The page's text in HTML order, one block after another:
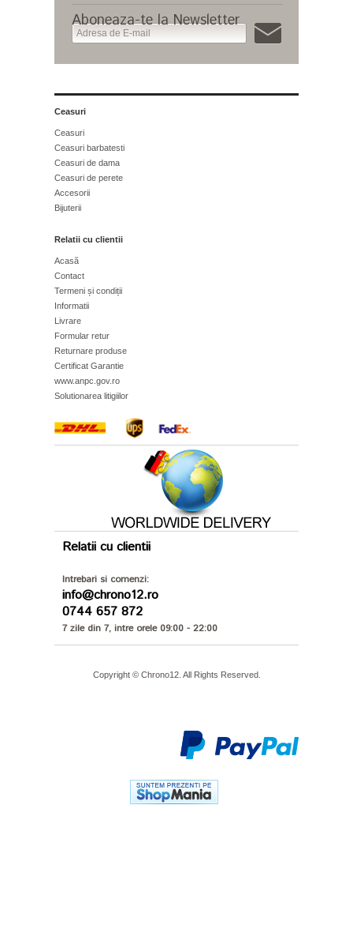
Aboneaza-te la Newsletter
Ceasuri
Ceasuri
Ceasuri barbatesti
Ceasuri de dama
Ceasuri de perete
Accesorii
Bijuterii
Relatii cu clientii
Acasă
Contact
Termeni și condiții
Informatii
Livrare
Formular retur
Returnare produse
Certificat Garantie
www.anpc.gov.ro
Solutionarea litigiilor
Relatii cu clientii
Intrebari si comenzi:
info@chrono12.ro
0744 657 872
7 zile din 7, intre orele 09:00 - 22:00
Copyright © Chrono12. All Rights Reserved.